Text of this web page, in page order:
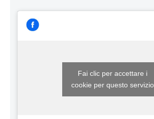
Fai clic per accettare i
cookie per questo servizio